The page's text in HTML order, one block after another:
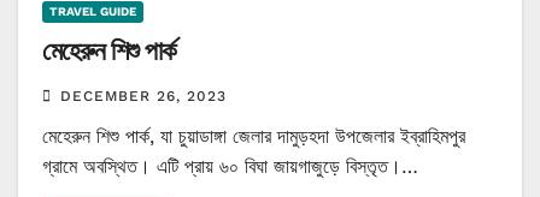
TRAVEL GUIDE
মেহেরুন শিশু পার্ক
DECEMBER 26, 2023
মেহেরুন শিশু পার্ক, যা চুয়াডাঙ্গা জেলার দামুড়হদা উপজেলার ইব্রাহিমপুর
গ্রামে অবস্থিত। এটি প্রায় ৬০ বিঘা জায়গাজুড়ে বিস্তৃত।…